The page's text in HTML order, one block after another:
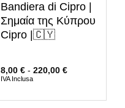
Bandiera di Cipro |
Σημαία της Κύπρου
Cipro |🇨🇾
8,00 € - 220,00 €
IVA Inclusa